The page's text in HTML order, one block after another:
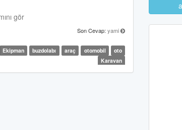
gör
Son Cevap: yami
Ekipman buzdolabı araç otomobil
oto
Karavan